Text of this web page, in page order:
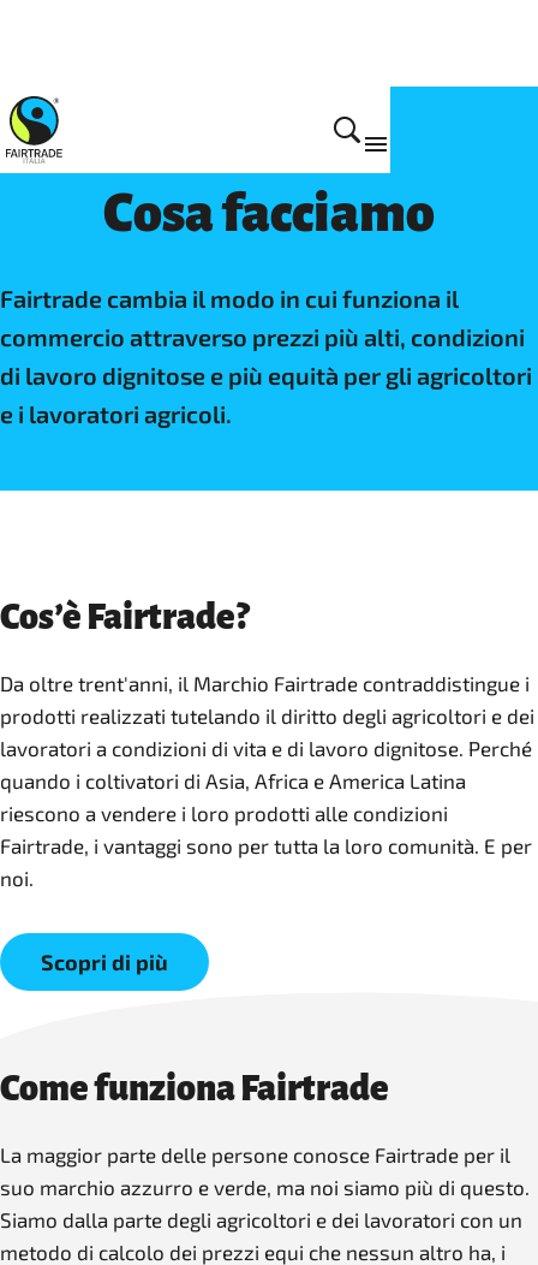
Cos'è Fairtrade
Cosa facciamo
Fairtrade cambia il modo in cui funziona il
commercio attraverso prezzi più alti, condizioni
di lavoro dignitose e più equità per gli agricoltori
e i lavoratori agricoli.
Cos’è Fairtrade?
Da oltre trent'anni, il Marchio Fairtrade contraddistingue i
prodotti realizzati tutelando il diritto degli agricoltori e dei
lavoratori a condizioni di vita e di lavoro dignitose. Perché
quando i coltivatori di Asia, Africa e America Latina
riescono a vendere i loro prodotti alle condizioni
Fairtrade, i vantaggi sono per tutta la loro comunità. E per
noi.
Scopri di più
Come funziona Fairtrade
La maggior parte delle persone conosce Fairtrade per il
suo marchio azzurro e verde, ma noi siamo più di questo.
Siamo dalla parte degli agricoltori e dei lavoratori con un
metodo di calcolo dei prezzi equi che nessun altro ha, i